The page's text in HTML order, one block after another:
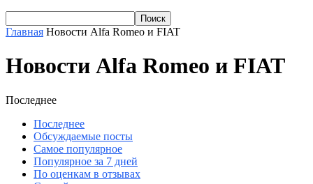
Главная Новости Alfa Romeo и FIAT
Новости Alfa Romeo и FIAT
Последнее
Последнее
Обсуждаемые посты
Самое популярное
Популярное за 7 дней
По оценкам в отзывах